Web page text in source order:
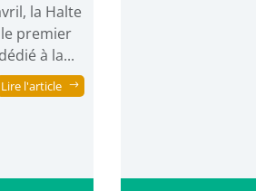
la Halte
premier
à la...
Lire l'article